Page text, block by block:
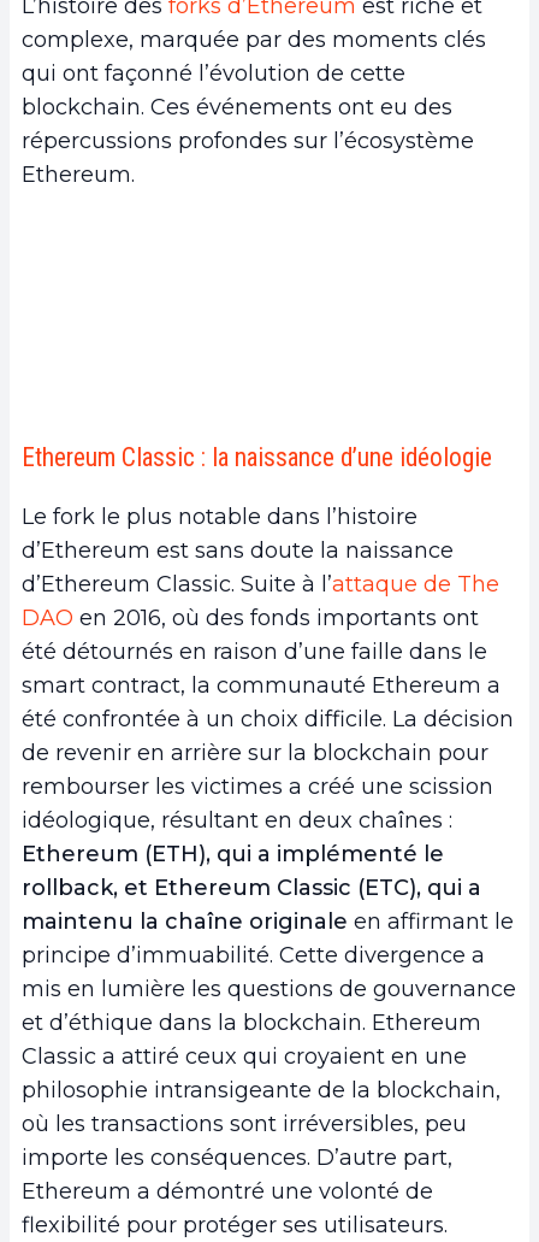
The Merge et le passage au Proof-of-stake
2. Les implications techniques des forks
a.
Les implications des hard forks
Les implications des soft forks
Les forks et la gouvernance décentralisée
décentralisée (DeFi)
L’histoire des forks d’Ethereum est riche et
complexe, marquée par des moments clés
qui ont façonné l’évolution de cette
blockchain. Ces événements ont eu des
répercussions profondes sur l’écosystème
Ethereum.
Ethereum Classic : la naissance d’une idéologie
Le fork le plus notable dans l’histoire
d’Ethereum est sans doute la naissance
d’Ethereum Classic. Suite à l’attaque de The
DAO en 2016, où des fonds importants ont
été détournés en raison d’une faille dans le
smart contract, la communauté Ethereum a
été confrontée à un choix difficile. La décision
de revenir en arrière sur la blockchain pour
rembourser les victimes a créé une scission
idéologique, résultant en deux chaînes :
Ethereum (ETH), qui a implémenté le
rollback, et Ethereum Classic (ETC), qui a
maintenu la chaîne originale en affirmant le
principe d’immuabilité. Cette divergence a
mis en lumière les questions de gouvernance
et d’éthique dans la blockchain. Ethereum
Classic a attiré ceux qui croyaient en une
philosophie intransigeante de la blockchain,
où les transactions sont irréversibles, peu
importe les conséquences. D’autre part,
Ethereum a démontré une volonté de
flexibilité pour protéger ses utilisateurs.